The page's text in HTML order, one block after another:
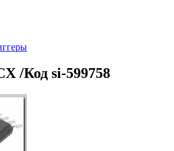
/Код si-599758